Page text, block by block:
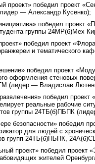
проект» победил проект
— Александр Кусенко);
победил проект
группы 24МР(б)Мех
победил проект
и тематического
победил проект
оформления стеновых
(лидер — Владислав
победил проект
реальные рабочие
группы 24ТБ(б)ПБПК
безопасности» победил
для людей с
групп 24ТБ(б)ПБПК,
проект» победил проект
жителей